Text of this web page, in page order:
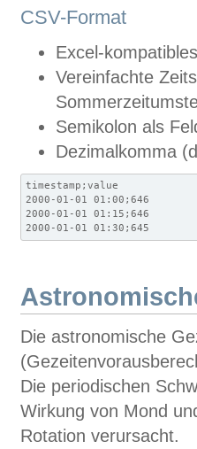
CSV-Format
Excel-
Vereinfachte
Semikolon als
Dezimalkomma
timestamp;value
2000-01-01 01:00;646
2000-01-01 01:15;646
2000-01-01 01:30;645
Die astronomische
Die periodischen
Wirkung von Mond
Rotation verursacht.